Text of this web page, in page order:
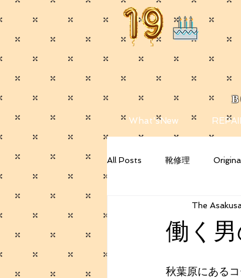
​
What'sNew
All Posts 靴修理
Your
働く
The
秋葉原にある